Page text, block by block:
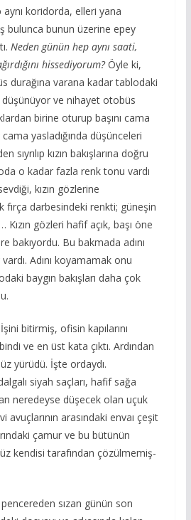
aynı koridorda, elleri yana
bulunca bunun üzerine epey
Neden günün hep aynı saati,
hissediyorum?Öyle ki,
durağına varana kadar tablodaki
düşünüyor ve nihayet otobüs
birine oturup başını cama
cama yasladığında düşünceleri
sıyrılıp kızın bakışlarına doğru
o kadar fazla renk tonu vardı
kızın gözlerine
fırça darbesindeki renkti; güneşin
Kızın gözleri hafif açık, başı öne
bakıyordu. Bu bakmada adını
Adını koyamamak onu
baygın bakışları daha çok
bitirmiş, ofisin kapılarını
ve en üst kata çıktı. Ardından
yürüdü. İşte ordaydı.
siyah saçları, hafif sağa
neredeyse düşecek olan uçuk
arasındaki envaı çeşit
çamur ve bu bütünün
kendisi tarafından çözülmemiş-
sızan günün son